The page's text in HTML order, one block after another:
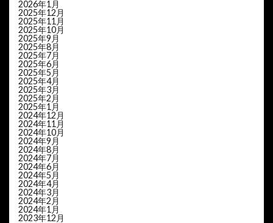
2026年1月
2025年12月
2025年11月
2025年10月
2025年9月
2025年8月
2025年7月
2025年6月
2025年5月
2025年4月
2025年3月
2025年2月
2025年1月
2024年12月
2024年11月
2024年10月
2024年9月
2024年8月
2024年7月
2024年6月
2024年5月
2024年4月
2024年3月
2024年2月
2024年1月
2023年12月